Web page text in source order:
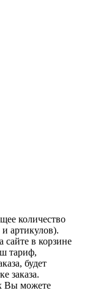
количество
артикулов).
сайте в корзине
тариф,
будет
заказа.
Вы можете